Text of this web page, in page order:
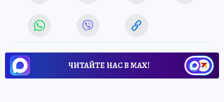
ЧИТАЙТЕ НАС В МАХ!